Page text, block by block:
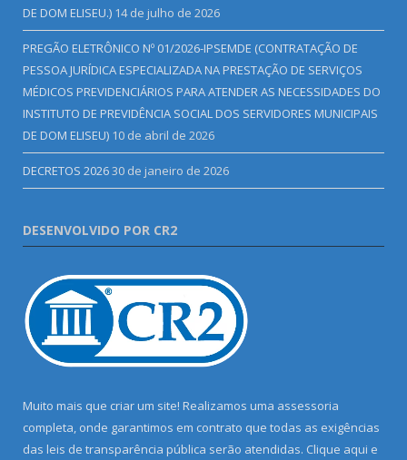
DE DOM ELISEU.) 14 de julho de 2026
PREGÃO ELETRÔNICO Nº 01/2026-IPSEMDE (CONTRATAÇÃO DE
PESSOA JURÍDICA ESPECIALIZADA NA PRESTAÇÃO DE SERVIÇOS
MÉDICOS PREVIDENCIÁRIOS PARA ATENDER AS NECESSIDADES DO
INSTITUTO DE PREVIDÊNCIA SOCIAL DOS SERVIDORES MUNICIPAIS
DE DOM ELISEU) 10 de abril de 2026
DECRETOS 202630 de janeiro de 2026
DESENVOLVIDO POR CR2
Muito mais que criar um site! Realizamos uma assessoria
completa, onde garantimos em contrato que todas as exigências
das leis de transparência pública serão atendidas. Clique aqui e